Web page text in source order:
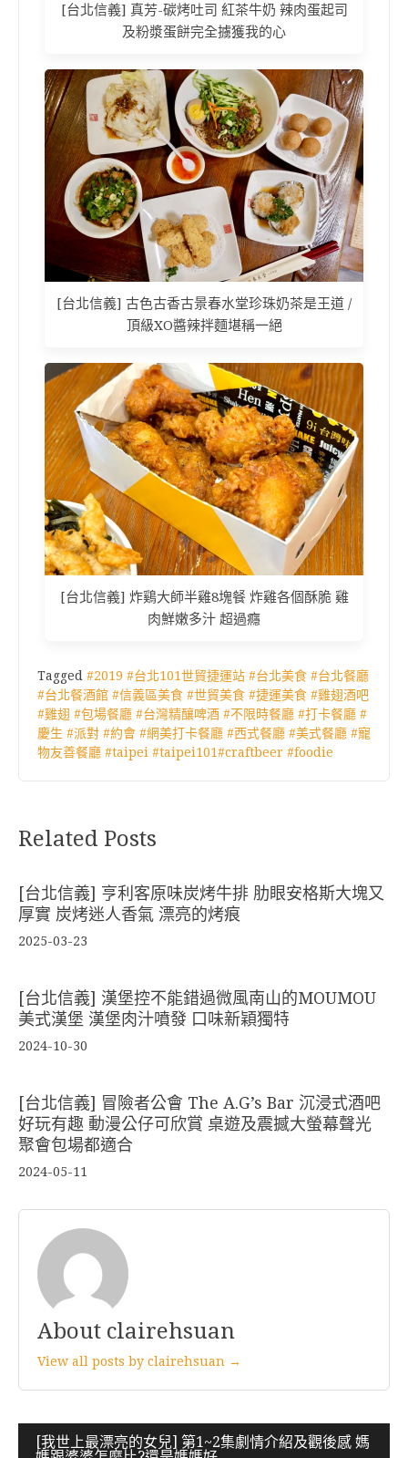
[台北信義] 真芳-碳烤吐司 紅茶牛奶 辣肉蛋起司
及粉漿蛋餅完全擄獲我的心
[台北信義] 古色古香古景春水堂珍珠奶茶是王道 /
頂級XO醬辣拌麵堪稱一絕
[台北信義] 炸鷄大師半雞8塊餐 炸雞各個酥脆 雞
肉鮮嫩多汁 超過癮
Tagged #2019 #台北101世貿捷運站 #台北美食 #台北餐廳
#台北餐酒館 #信義區美食 #世貿美食 #捷運美食 #雞翅酒吧
#雞翅 #包場餐廳 #台灣精釀啤酒 #不限時餐廳 #打卡餐廳 #
慶生 #派對 #約會 #網美打卡餐廳 #西式餐廳 #美式餐廳 #寵
物友善餐廳 #taipei #taipei101#craftbeer #foodie
Related Posts
[台北信義] 亨利客原味炭烤牛排 肋眼安格斯大塊又
厚實 炭烤迷人香氣 漂亮的烤痕
2025-03-23
[台北信義] 漢堡控不能錯過微風南山的MOUMOU
美式漢堡 漢堡肉汁噴發 口味新穎獨特
2024-10-30
[台北信義] 冒險者公會 The A.G’s Bar 沉浸式酒吧
好玩有趣 動漫公仔可欣賞 桌遊及震撼大螢幕聲光
聚會包場都適合
2024-05-11
About clairehsuan
View all posts by clairehsuan →
文[我世上最漂亮的女兒] 第1~2集劇情介紹及觀後感 媽